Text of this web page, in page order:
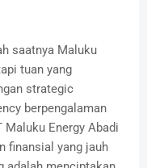
saatnya Maluku
tuan yang
strategic
berpengalaman
Maluku Energy Abadi
finansial yang jauh